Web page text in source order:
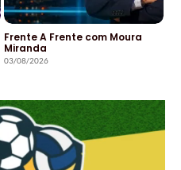
Frente A Frente com Moura
Miranda
03/08/2026